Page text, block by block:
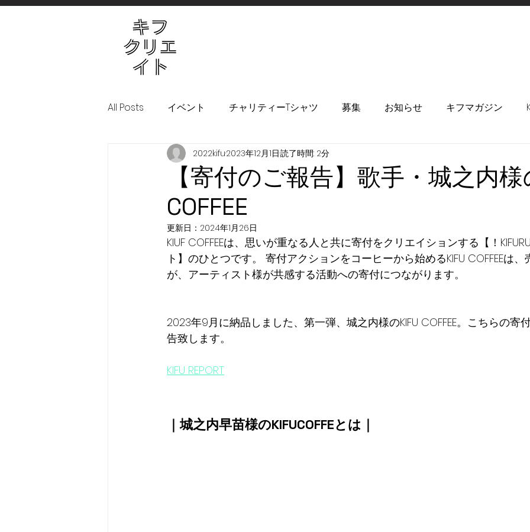
All Posts イベント チャリティーTシャツ 募集 お知らせ キフマガジン
！KIFURU！プロジェクト
【寄付のご報告】歌手・城之内様
COFFEE
2022kifu2023年12月1日読了時間: 2分
更新日： 2024年1月26日
KIUF COFFEEは、思いが重なる人と共に寄付をクリエイションする【！
ト】のひとつです。 寄付アクションをコーヒーから始めるKIFU COFFEEは、
が、アーティスト様が共感する活動への寄付につながります。
2023年9月に納品しました、第一弾、城之内様のKIFU COFFEE。こちらの寄
告致します。
KIFU REPORT
｜城之内早苗様のKIFUCOFFEとは｜